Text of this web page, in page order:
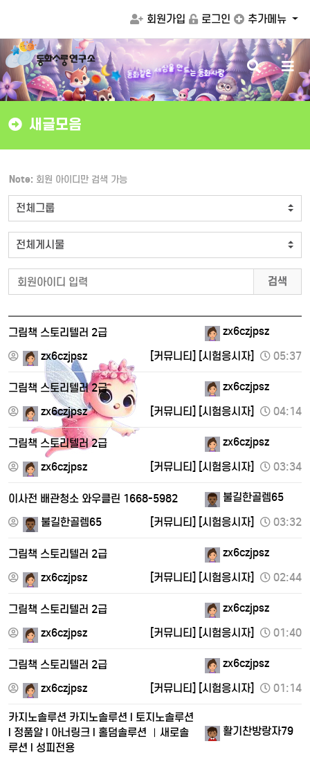
회원가입 로그인 추가메뉴
동화같은 세상을 만드는 동화사랑 검
색
버
튼
메
뉴
버
튼
새글모음
Note: 회원 아이디만 검색 가능
검색
그림책 스토리텔러 2급
zx6czjpsz
zx6czjpsz
[커뮤니티] [시험응시자] 05:37
그림책 스토리텔러 2급
zx6czjpsz
zx6czjpsz
[커뮤니티] [시험응시자] 04:14
그림책 스토리텔러 2급
zx6czjpsz
zx6czjpsz
[커뮤니티] [시험응시자] 03:34
이사전 배관청소 와우클린 1668-5982
불길한골렘65
불길한골렘65
[커뮤니티] [시험응시자] 03:32
그림책 스토리텔러 2급
zx6czjpsz
zx6czjpsz
[커뮤니티] [시험응시자] 02:44
그림책 스토리텔러 2급
zx6czjpsz
zx6czjpsz
[커뮤니티] [시험응시자] 01:40
그림책 스토리텔러 2급
zx6czjpsz
zx6czjpsz
[커뮤니티] [시험응시자] 01:14
카지노솔루션 카지노솔루션 l 토지노솔루션
l 정품알 l 아너링크 l 홀덤솔루션 ㅣ새로솔
루션 l 성피전용
활기찬방랑자79